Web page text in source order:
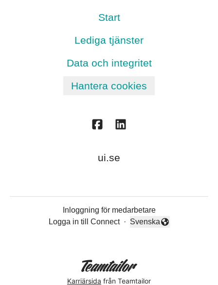
Start
Lediga tjänster
Data och integritet
Hantera cookies
ui.se
Inloggning för medarbetare
Logga in till Connect
·
Byt språk
Svenska
Karriärsida från Teamtailor